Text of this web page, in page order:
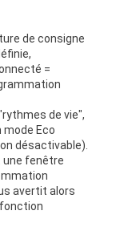
de consigne
=
de vie",
Eco
désactivable).
fenêtre
avertit alors